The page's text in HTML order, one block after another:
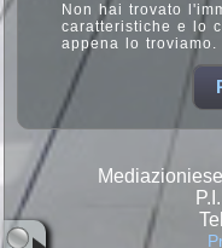
Non hai trovato
caratteristiche e lo
appena lo troviamo.